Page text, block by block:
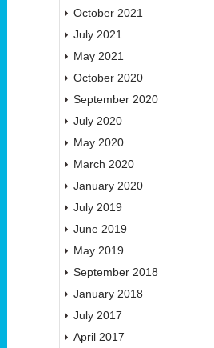
October 2021
July 2021
May 2021
October 2020
September 2020
July 2020
May 2020
March 2020
January 2020
July 2019
June 2019
May 2019
September 2018
January 2018
July 2017
April 2017